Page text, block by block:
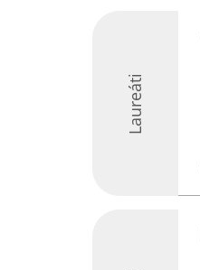
Laureáti